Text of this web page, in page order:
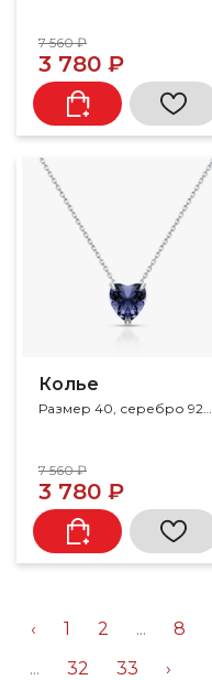
7 560 ₽
3 780 ₽
Колье
Размер 40, серебро 925, кварц
7 560 ₽
3 780 ₽
‹ 1 2 ... 8
...
32 33 ›